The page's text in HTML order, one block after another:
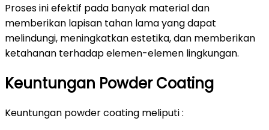
Proses ini efektif pada banyak material dan
memberikan lapisan tahan lama yang dapat
melindungi, meningkatkan estetika, dan memberikan
ketahanan terhadap elemen-elemen lingkungan.
Keuntungan Powder Coating
Keuntungan powder coating meliputi :